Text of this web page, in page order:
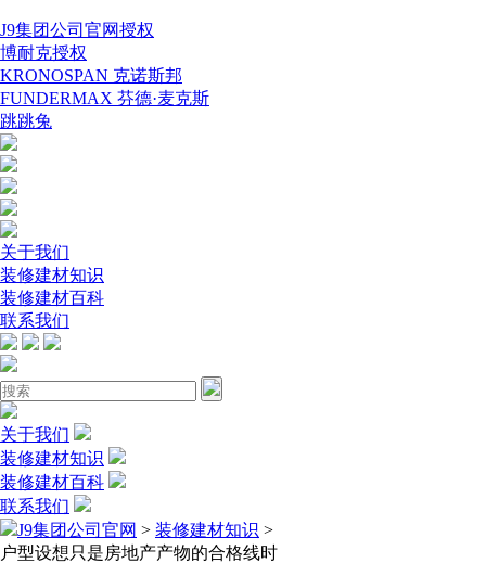
J9集团公司官网授权
博耐克授权
KRONOSPAN 克诺斯邦
FUNDERMAX 芬德·麦克斯
跳跳兔
关于我们
装修建材知识
装修建材百科
联系我们
关于我们
装修建材知识
装修建材百科
联系我们
J9集团公司官网 > 装修建材知识 >
户型设想只是房地产产物的合格线时